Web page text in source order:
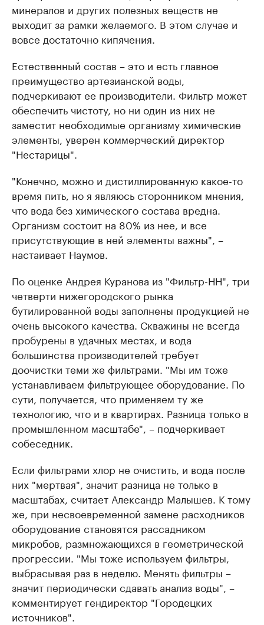
минералов и других полезных веществ не
выходит за рамки желаемого. В этом случае и
вовсе достаточно кипячения.
Естественный состав – это и есть главное
преимущество артезианской воды,
подчеркивают ее производители. Фильтр может
обеспечить чистоту, но ни один из них не
заместит необходимые организму химические
элементы, уверен коммерческий директор
"Нестарицы".
"Конечно, можно и дистиллированную какое-то
время пить, но я являюсь сторонником мнения,
что вода без химического состава вредна.
Организм состоит на 80% из нее, и все
присутствующие в ней элементы важны", –
настаивает Наумов.
По оценке Андрея Куранова из "Фильтр-НН", три
четверти нижегородского рынка
бутилированной воды заполнены продукцией не
очень высокого качества. Скважины не всегда
пробурены в удачных местах, и вода
большинства производителей требует
доочистки теми же фильтрами. "Мы им тоже
устанавливаем фильтрующее оборудование. По
сути, получается, что применяем ту же
технологию, что и в квартирах. Разница только в
промышленном масштабе", – подчеркивает
собеседник.
Если фильтрами хлор не очистить, и вода после
них "мертвая", значит разница не только в
масштабах, считает Александр Малышев. К тому
же, при несвоевременной замене расходников
оборудование становятся рассадником
микробов, размножающихся в геометрической
прогрессии. "Мы тоже используем фильтры,
выбрасывая раз в неделю. Менять фильтры –
значит периодически сдавать анализ воды", –
комментирует гендиректор "Городецких
источников".